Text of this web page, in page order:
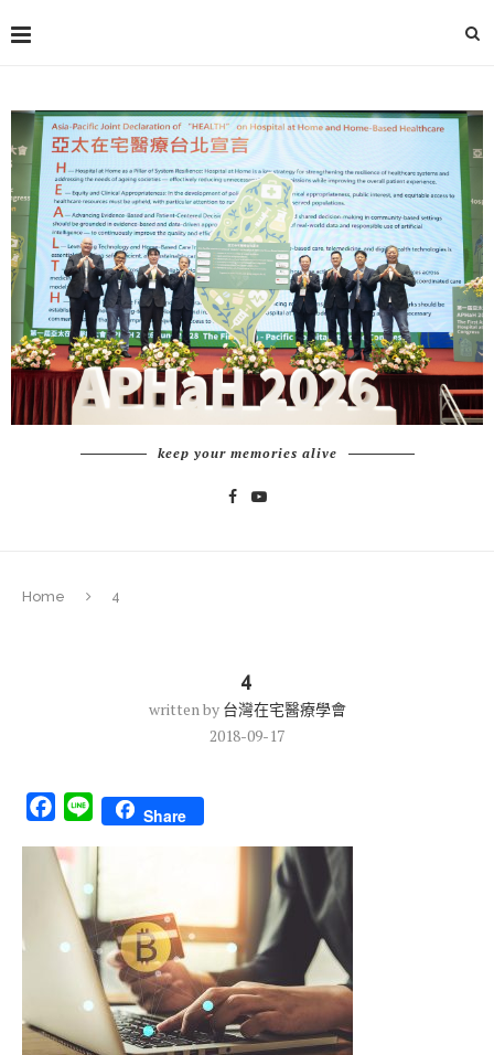
keep your memories alive
Home 4
4
written by 台灣在宅醫療學會
2018-09-17
Facebook
Line Share